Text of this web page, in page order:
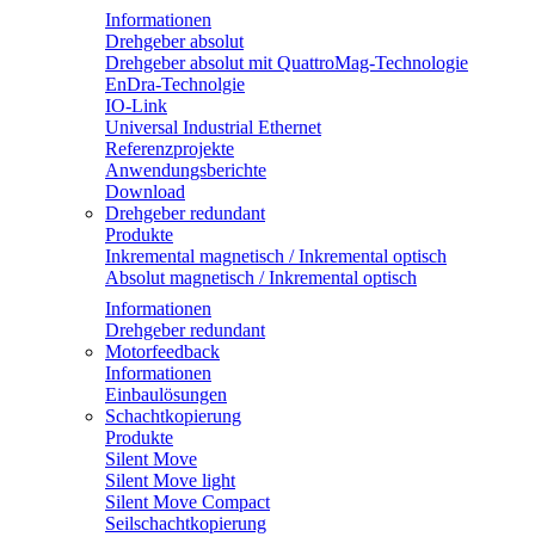
Informationen
Drehgeber absolut
Drehgeber absolut mit QuattroMag-Technologie
EnDra-Technolgie
IO-Link
Universal Industrial Ethernet
Referenzprojekte
Anwendungsberichte
Download
Drehgeber redundant
Produkte
Inkremental magnetisch / Inkremental optisch
Absolut magnetisch / Inkremental optisch
Informationen
Drehgeber redundant
Motorfeedback
Informationen
Einbaulösungen
Schachtkopierung
Produkte
Silent Move
Silent Move light
Silent Move Compact
Seilschachtkopierung